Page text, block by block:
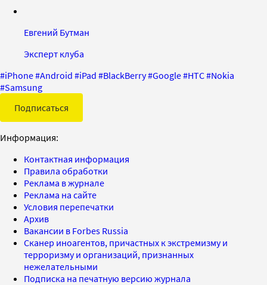
Евгений Бутман
Эксперт клуба
#iPhone#Android #iPad #BlackBerry#Google#HTC#Nokia
#Samsung
Подписаться
Информация:
Контактная информация
Правила обработки
Реклама в журнале
Реклама на сайте
Условия перепечатки
Архив
Вакансии в Forbes Russia
Сканер иноагентов, причастных к экстремизму и
терроризму и организаций, признанных
нежелательными
Подписка на печатную версию журнала